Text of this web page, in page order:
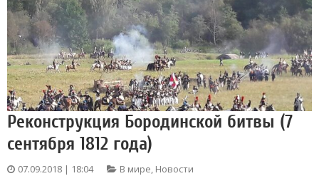
Реконструкция Бородинской битвы (7
сентября 1812 года)
07.09.2018 | 18:04 В мире, Новости